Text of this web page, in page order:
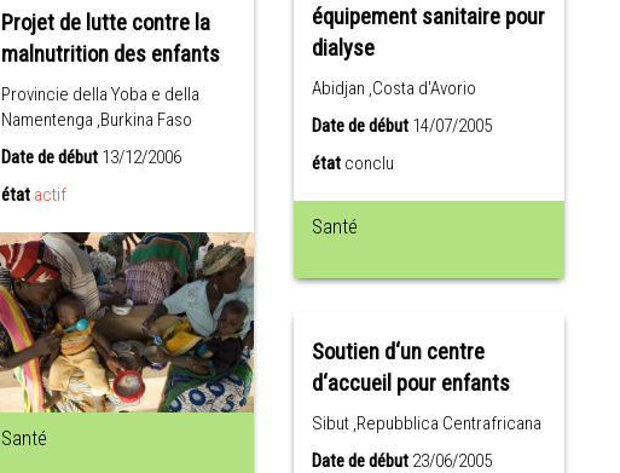
Projet de lutte contre la
malnutrition des enfants
Provincie della Yoba e della
Namentenga ,Burkina Faso
Date de début13/12/2006
état actif
Santé
équipement sanitaire pour
dialyse
Abidjan ,Costa d'Avorio
Date de début 14/07/2005
état conclu
Santé
Soutien d‘un centre
d‘accueil pour enfants
Sibut ,Repubblica Centrafricana
Date de début 23/06/2005